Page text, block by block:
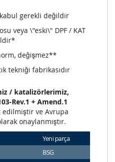
gerekli değildir
veya \"eski\" DPF / KAT
değişmez**
tekniği fabrikasıdır
/ katalizörlerimiz,
Rev.1 + Amend.1
edilmiştir ve Avrupa
onaylanmıştır.
Yeni parça
BSG